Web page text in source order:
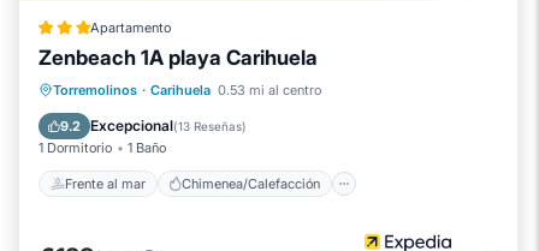
Apartamento
Zenbeach 1A playa Carihuela
Torremolinos · Carihuela 0.53 mi al centro
9.2 Excepcional(13 Reseñas)
1 Dormitorio 1 Baño
Frente al mar Chimenea/Calefacción
Frente al mar
Chimenea/Calefacción
Vista al mar